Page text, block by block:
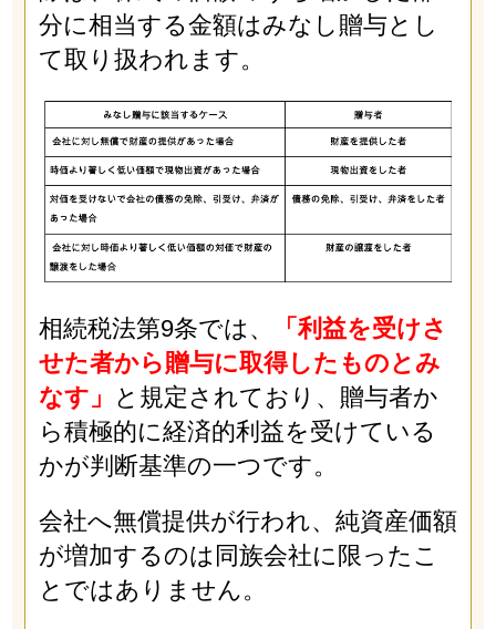
分に相当する金額はみなし贈与とし
て取り扱われます。
相続税法第9条では、
「利益を受けさ
せた者から贈与に取得したものとみ
なす」 と規定されており、贈与者か
ら積極的に経済的利益を受けている
かが判断基準の一つです。
会社へ無償提供が行われ、純資産価額
が増加するのは同族会社に限ったこ
とではありません。